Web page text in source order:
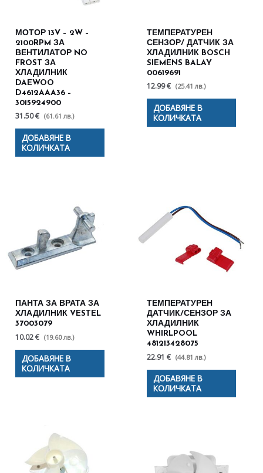
МОТОР 13V – 2W –
2100RPM ЗА
ВЕНТИЛАТОР NO
FROST ЗА
ХЛАДИЛНИК
DAEWOO
D4612AAA36 –
3015924900
31.50 € (61.61 лв.)
ДОБАВЯНЕ В
КОЛИЧКАТА
ТЕМПЕРАТУРЕН
СЕНЗОР/ ДАТЧИК ЗА
ХЛАДИЛНИК BOSCH
SIEMENS BALAY
00619691
12.99 € (25.41 лв.)
ДОБАВЯНЕ В
КОЛИЧКАТА
ПАНТА ЗА ВРАТА ЗА
ХЛАДИЛНИК VESTEL
37003079
10.02 € (19.60 лв.)
ДОБАВЯНЕ В
КОЛИЧКАТА
ТЕМПЕРАТУРЕН
ДАТЧИК/СЕНЗОР ЗА
ХЛАДИЛНИК
WHIRLPOOL
481213428075
22.91 € (44.81 лв.)
ДОБАВЯНЕ В
КОЛИЧКАТА